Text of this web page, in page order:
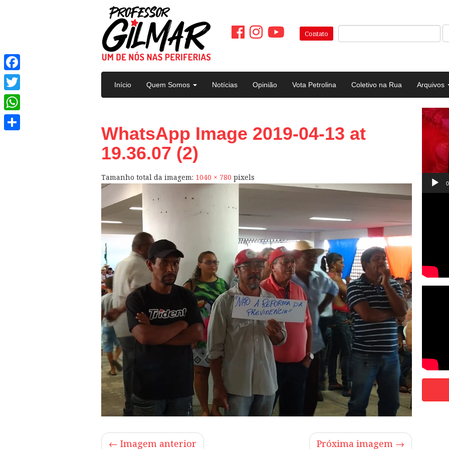
Pular para o conteúdo
Contato
Início Quem Somos Notícias Opinião Vota Petrolina Coletivo na Rua Arquivos
WhatsApp Image 2019-04-13 at
19.36.07 (2)
Tamanho total da imagem: 1040 × 780 pixels
← Imagem anterior Próxima imagem →
vídeo
Facebook
Twitter
WhatsApp